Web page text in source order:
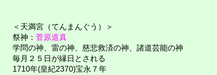
＜天満宮（てんまんぐう）＞
祭神： 菅原道真
学問の神、雷の神、慈悲救済の神、諸道芸能の神
毎月２５日が縁日とされる
1710年(皇紀2370)宝永７年